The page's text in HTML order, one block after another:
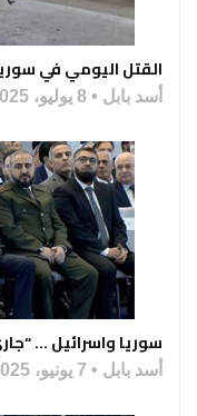
القتل اليومي في
أسد بابل 8 يوليو، 2025
سوريا واسرائيل …
أسد بابل 7 يونيو، 2025